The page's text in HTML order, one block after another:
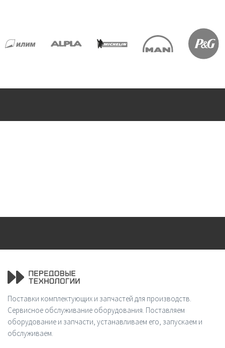
Поставки комплектующих и запчастей для производств.
Сервисное обслуживание оборудования. Поставляем
оборудование и запчасти, устанавливаем его, запускаем и
обслуживаем.